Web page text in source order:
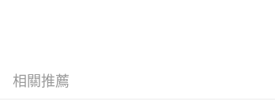
相關推薦